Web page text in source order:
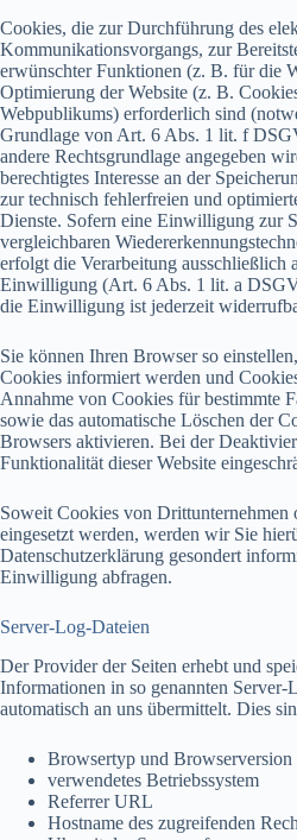
Cookies, die zur Durchführung des
Kommunikationsvorgangs, zur
erwünschter Funktionen (z. B. für die
Optimierung der Website (z. B.
Webpublikums) erforderlich sind
Grundlage von Art. 6 Abs. 1 lit. f
andere Rechtsgrundlage angegeben
berechtigtes Interesse an der
zur technisch fehlerfreien und
Dienste. Sofern eine Einwilligung zur
vergleichbaren
erfolgt die Verarbeitung ausschließlich
Einwilligung (Art. 6 Abs. 1 lit. a
die Einwilligung ist jederzeit
Sie können Ihren Browser so
Cookies informiert werden und
Annahme von Cookies für bestimmte
sowie das automatische Löschen der
Browsers aktivieren. Bei der
Funktionalität dieser Website
Soweit Cookies von Drittunternehmen
eingesetzt werden, werden wir Sie
Datenschutzerklärung gesondert
Einwilligung abfragen.
Server-Log-Dateien
Der Provider der Seiten erhebt und
Informationen in so genannten
automatisch an uns übermittelt. Dies
Browsertyp und Browserversion
verwendetes Betriebssystem
Referrer URL
Hostname des zugreifenden